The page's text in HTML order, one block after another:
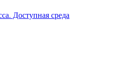
Доступная среда